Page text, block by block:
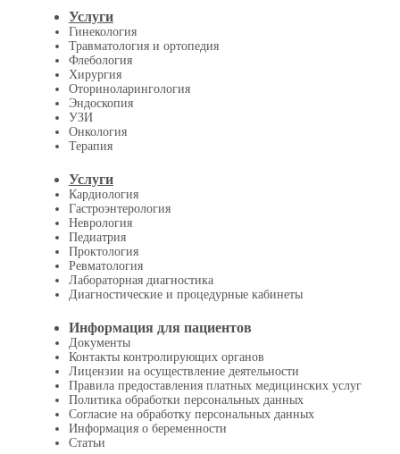
Услуги
Гинекология
Травматология и ортопедия
Флебология
Хирургия
Оториноларингология
Эндоскопия
УЗИ
Онкология
Терапия
Услуги
Кардиология
Гастроэнтерология
Неврология
Педиатрия
Проктология
Ревматология
Лабораторная диагностика
Диагностические и процедурные кабинеты
Информация для пациентов
Документы
Контакты контролирующих органов
Лицензии на осуществление деятельности
Правила предоставления платных медицинских услуг
Политика обработки персональных данных
Согласие на обработку персональных данных
Информация о беременности
Статьи